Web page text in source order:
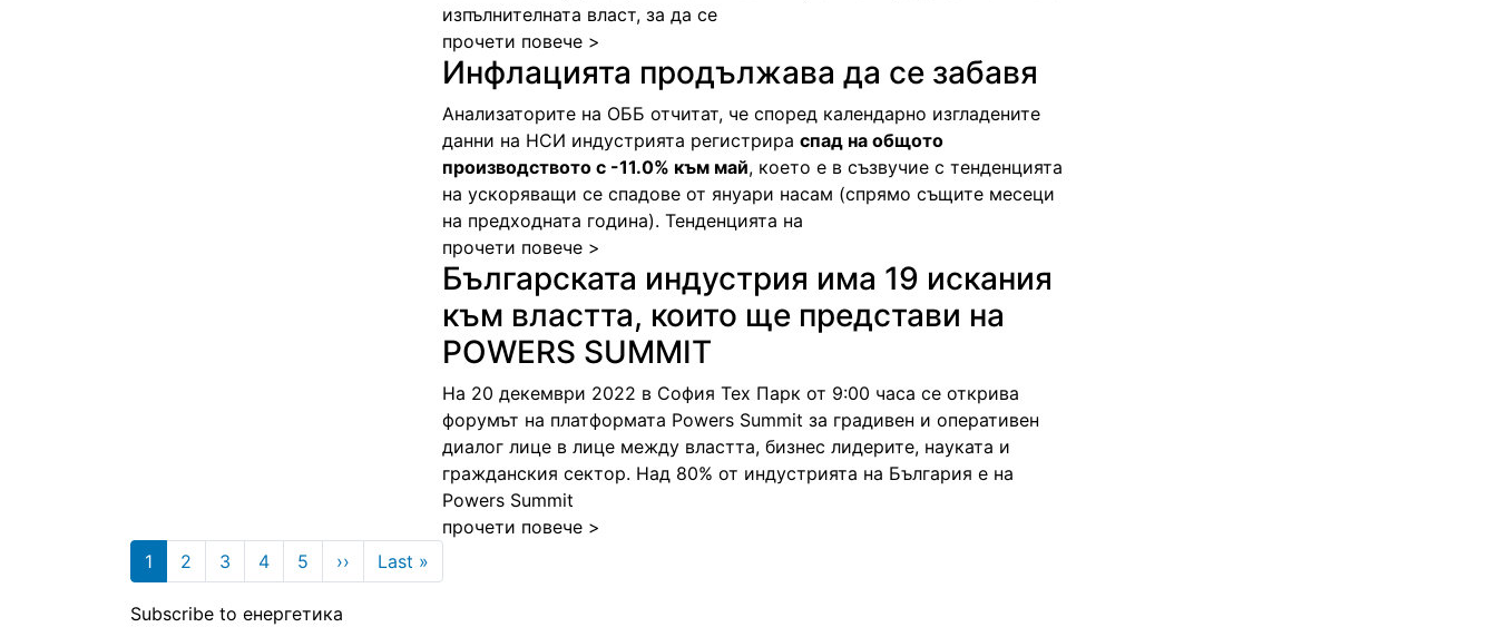
изпълнителната власт, за да се
прочети повече >
Инфлацията продължава да се забавя
Анализаторите на ОББ отчитат, че според календарно изгладените
данни на НСИ индустрията регистрира спад на общото
производството с -11.0% към май, което е в съзвучие с тенденцията
на ускоряващи се спадове от януари насам (спрямо същите месеци
на предходната година). Тенденцията на
прочети повече >
Българската индустрия има 19 искания
към властта, които ще представи на
POWERS SUMMIT
На 20 декември 2022 в София Тех Парк от 9:00 часа се открива
форумът на платформата Powers Summit за градивен и оперативен
диалог лице в лице между властта, бизнес лидерите, науката и
гражданския сектор. Над 80% от индустрията на България е на
Powers Summit
прочети повече >
Pagination
1 2 3 4 5 ›› Next page
Last »
Subscribe to енергетика